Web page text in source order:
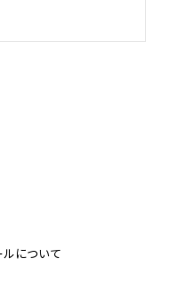
ルについて